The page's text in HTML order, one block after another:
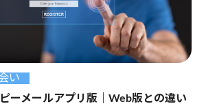
い
ーメールアプリ版｜Web版との違い